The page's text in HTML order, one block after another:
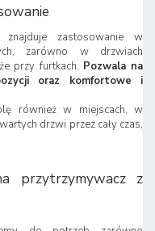
znajduje zastosowanie w
zarówno w drzwiach
przy furtkach. Pozwala na
oraz komfortowe i
również w miejscach, w
drzwi przez cały czas,
przytrzymywacz z